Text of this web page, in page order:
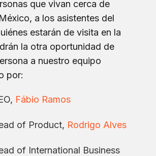
que vivan cerca de
a los asistentes del
estarán de visita en la
la otra oportunidad de
a nuestro equipo
por:
Fábio Ramos
of Product, Rodrigo Alves
of International Business